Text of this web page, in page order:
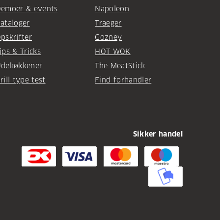
& events
& Tricks
type test
Napoleon
Traeger
Gozney
HOT WOK
The MeatStick
Find forhandler
Sikker handel